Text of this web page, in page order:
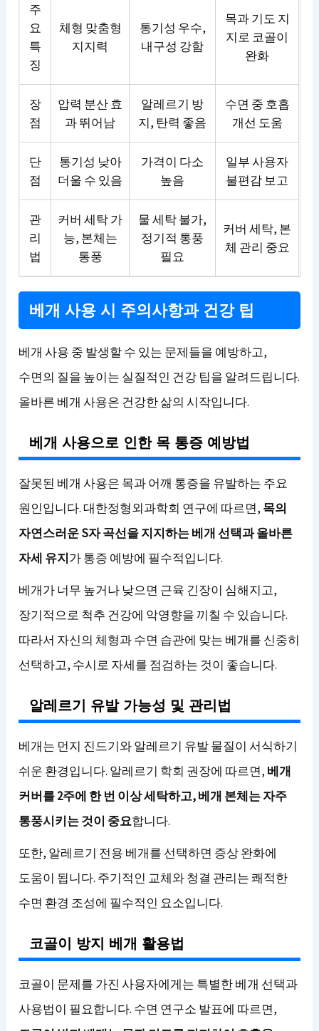
주
요
특
징
체형 맞춤형
지지력
통기성 우수,
내구성 강함
목과 기도 지
지로 코골이
완화
장
점
압력 분산 효
과 뛰어남
알레르기 방
지, 탄력 좋음
수면 중 호흡
개선 도움
단
점
통기성 낮아
더울 수 있음
가격이 다소
높음
일부 사용자
불편감 보고
관
리
법
커버 세탁 가
능, 본체는
통풍
물 세탁 불가,
정기적 통풍
필요
커버 세탁, 본
체 관리 중요
베개 사용 시 주의사항과 건강 팁
베개 사용 중 발생할 수 있는 문제들을 예방하고,
수면의 질을 높이는 실질적인 건강 팁을 알려드립니다.
올바른 베개 사용은 건강한 삶의 시작입니다.
베개 사용으로 인한 목 통증 예방법
잘못된 베개 사용은 목과 어깨 통증을 유발하는 주요
원인입니다. 대한정형외과학회 연구에 따르면, 목의
자연스러운 S자 곡선을 지지하는 베개 선택과 올바른
자세 유지가 통증 예방에 필수적입니다.
베개가 너무 높거나 낮으면 근육 긴장이 심해지고,
장기적으로 척추 건강에 악영향을 끼칠 수 있습니다.
따라서 자신의 체형과 수면 습관에 맞는 베개를 신중히
선택하고, 수시로 자세를 점검하는 것이 좋습니다.
알레르기 유발 가능성 및 관리법
베개는 먼지 진드기와 알레르기 유발 물질이 서식하기
쉬운 환경입니다. 알레르기 학회 권장에 따르면, 베개
커버를 2주에 한 번 이상 세탁하고, 베개 본체는 자주
통풍시키는 것이 중요합니다.
또한, 알레르기 전용 베개를 선택하면 증상 완화에
도움이 됩니다. 주기적인 교체와 청결 관리는 쾌적한
수면 환경 조성에 필수적인 요소입니다.
코골이 방지 베개 활용법
코골이 문제를 가진 사용자에게는 특별한 베개 선택과
사용법이 필요합니다. 수면 연구소 발표에 따르면,